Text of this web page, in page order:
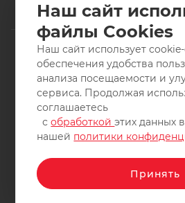
2011-2026 © интернет-магазин
ВелоСаратов. Не является
защищены. Заимствование
запрещено.
Наш сайт
файлы Cookies
Наш сайт использует
обеспечения удобства
анализа посещаемости и
сервиса. Продолжая
соглашаетесь
собработкойэтих данных
нашей политики
Принять